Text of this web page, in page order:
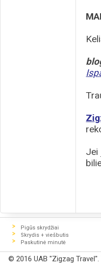
Jei
Pigūs skrydžiai
Skrydis + viešbutis
Paskutinė minutė
© 2016 UAB "Zigzag